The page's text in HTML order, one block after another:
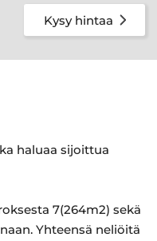
Kysy hintaa
haluaa sijoittua
7(264m2) sekä
Yhteensä neliöitä